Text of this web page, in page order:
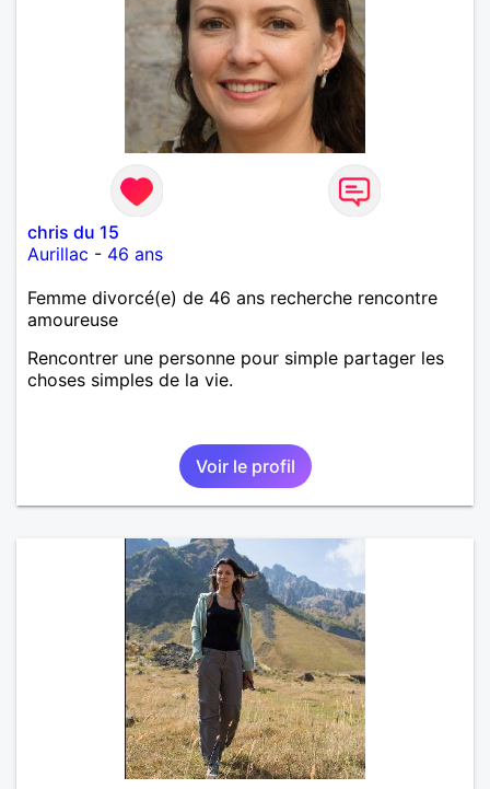
chris du 15
Aurillac - 46 ans
Femme divorcé(e) de 46 ans recherche rencontre
amoureuse
Rencontrer une personne pour simple partager les
choses simples de la vie.
Voir le profil